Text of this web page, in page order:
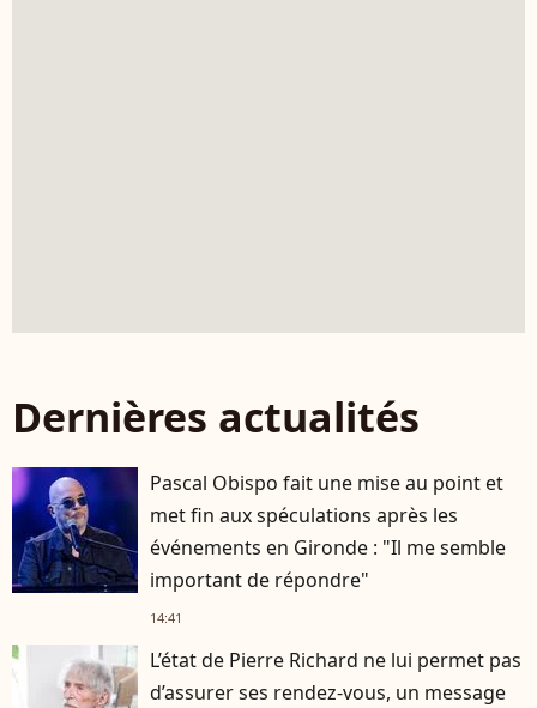
Dernières actualités
Pascal Obispo fait une mise au point et
met fin aux spéculations après les
événements en Gironde : "Il me semble
important de répondre"
14:41
L’état de Pierre Richard ne lui permet pas
d’assurer ses rendez-vous, un message